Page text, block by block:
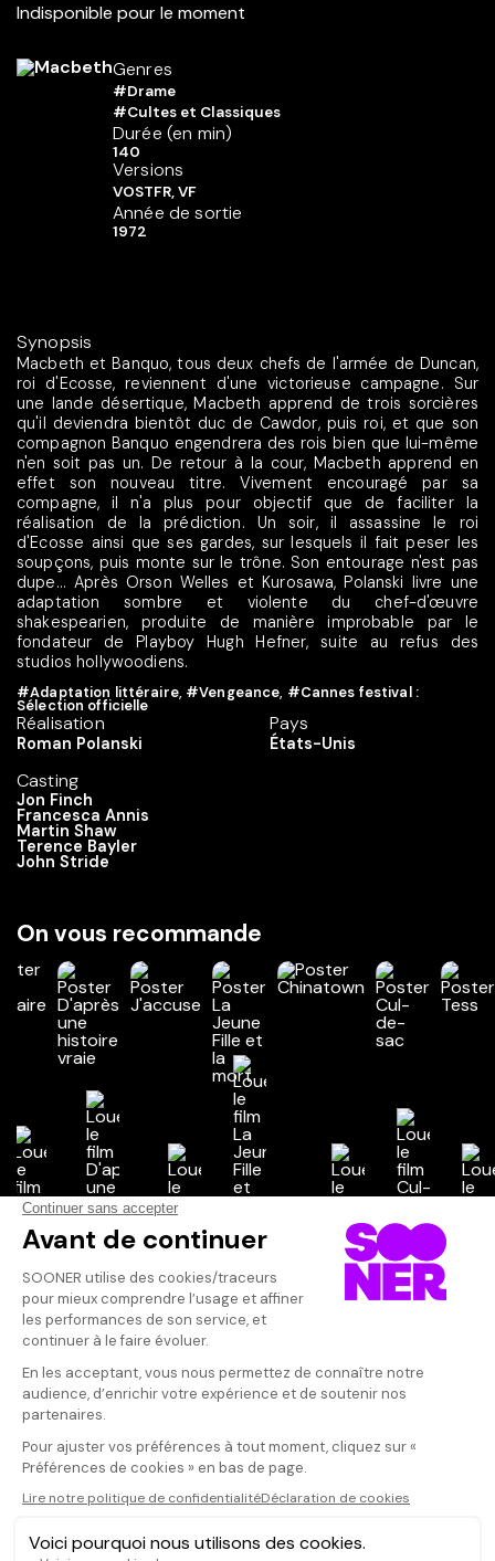
Indisponible pour le moment
Genres
#Drame
#Cultes et Classiques
Durée (en min)
140
Versions
VOSTFR, VF
Année de sortie
1972
Synopsis
Macbeth et Banquo, tous deux chefs de l'armée de Duncan,
roi d'Ecosse, reviennent d'une victorieuse campagne. Sur
une lande désertique, Macbeth apprend de trois sorcières
qu'il deviendra bientôt duc de Cawdor, puis roi, et que son
compagnon Banquo engendrera des rois bien que lui-même
n'en soit pas un. De retour à la cour, Macbeth apprend en
effet son nouveau titre. Vivement encouragé par sa
compagne, il n'a plus pour objectif que de faciliter la
réalisation de la prédiction. Un soir, il assassine le roi
d'Ecosse ainsi que ses gardes, sur lesquels il fait peser les
soupçons, puis monte sur le trône. Son entourage n'est pas
dupe... Après Orson Welles et Kurosawa, Polanski livre une
adaptation sombre et violente du chef-d'œuvre
shakespearien, produite de manière improbable par le
fondateur de Playboy Hugh Hefner, suite au refus des
studios hollywoodiens.
#Adaptation littéraire, #Vengeance, #Cannes festival :
Sélection officielle
Réalisation
Roman Polanski
Casting
Jon Finch
Francesca Annis
Martin Shaw
Terence Bayler
John Stride
Pays
États-Unis
On vous recommande
Vos avis
Donnez votre avis
Votre note
Votre commentaire
Il faut vous connecter pour
publier un avis
CONNEXION